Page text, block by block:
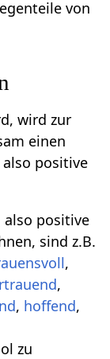
von
wird zur
einen
also positive
also positive
sind z.B.
,
,
, hoffend,
zu